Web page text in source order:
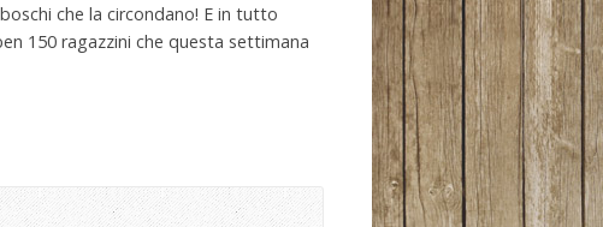
che la circondano! E in tutto
150 ragazzini che questa settimana